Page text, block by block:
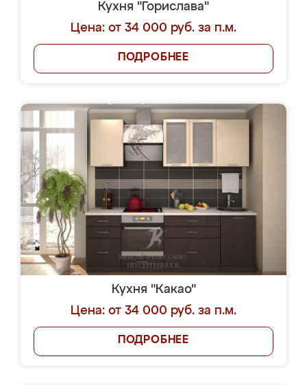
Кухня "Горислава"
Цена: от 34 000 руб. за п.м.
ПОДРОБНЕЕ
Кухня "Какао"
Цена: от 34 000 руб. за п.м.
ПОДРОБНЕЕ